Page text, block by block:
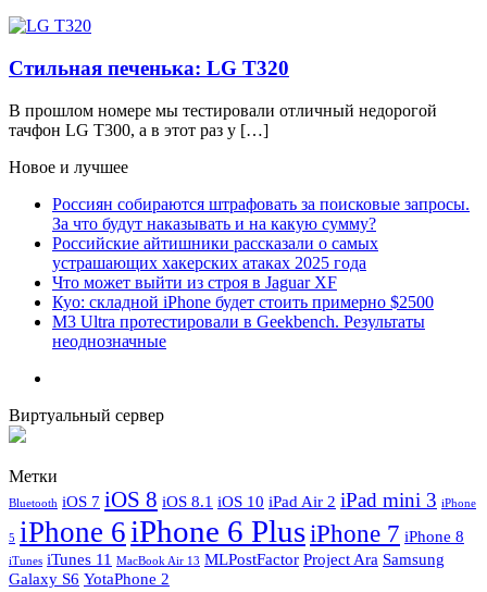
Стильная печенька: LG T320
В прошлом номере мы тестировали отличный недорогой
тачфон LG T300, а в этот раз у […]
Новое и лучшее
Россиян собираются штрафовать за поисковые запросы.
За что будут наказывать и на какую сумму?
Российские айтишники рассказали о самых
устрашающих хакерских атаках 2025 года
Что может выйти из строя в Jaguar XF
Куо: складной iPhone будет стоить примерно $2500
M3 Ultra протестировали в Geekbench. Результаты
неоднозначные
Виртуальный сервер
Метки
Bluetooth iOS 7 iOS 8 iOS 8.1 iOS 10 iPad Air 2 iPad mini 3 iPhone
5 iPhone 6 iPhone 6 PlusiPhone 7 iPhone 8
iTunes iTunes 11 MacBook Air 13 MLPostFactor Project Ara Samsung
Galaxy S6 YotaPhone 2